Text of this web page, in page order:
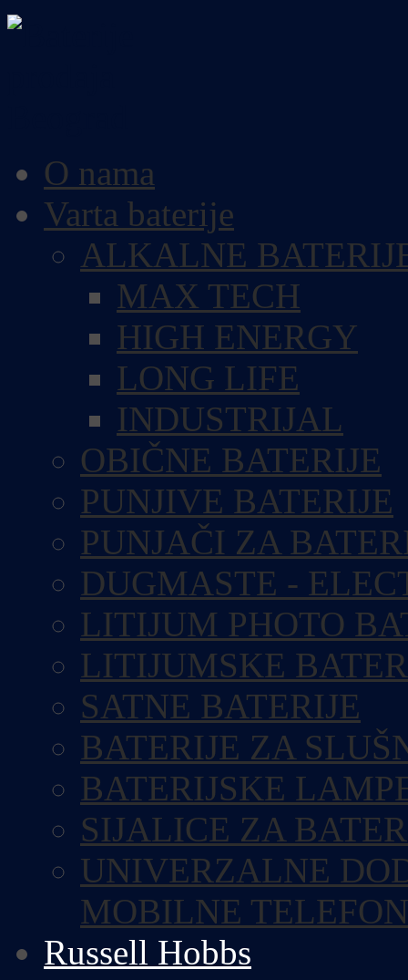
O nama
Varta baterije
ALKALNE
MAX TECH
HIGH ENERGY
LONG LIFE
INDUSTRIJAL
OBIČNE BATERIJE
PUNJIVE BATERIJE
PUNJAČI ZA
DUGMASTE -
LITIJUM PHOTO
LITIJUMSKE
SATNE BATERIJE
BATERIJE ZA
BATERIJSKE
SIJALICE ZA
UNIVERZALNE
MOBILNE
Russell Hobbs